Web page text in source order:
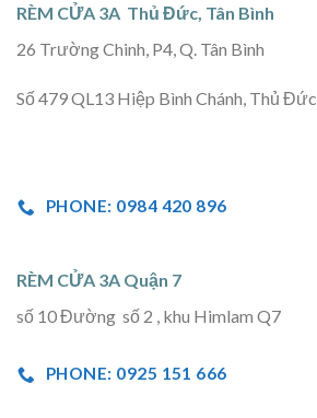
RÈM CỬA 3A Thủ Đức, Tân Bình
26 Trường Chinh, P4, Q. Tân Bình
Số 479 QL13 Hiệp Bình Chánh, Thủ Đức
PHONE: 0984 420 896
RÈM CỬA 3A Quận 7
số 10 Đường số 2 , khu Himlam Q7
PHONE: 0925 151 666